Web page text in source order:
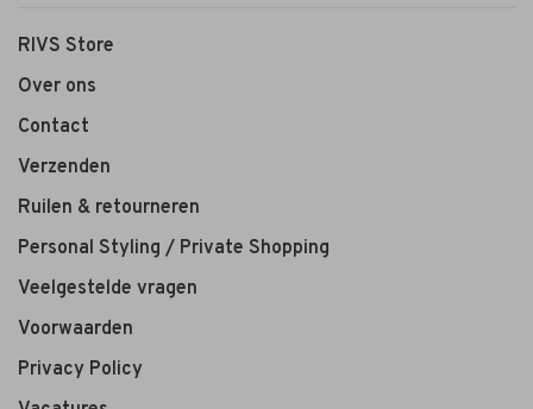
RIVS Store
Over ons
Contact
Verzenden
Ruilen & retourneren
Personal Styling / Private Shopping
Veelgestelde vragen
Voorwaarden
Privacy Policy